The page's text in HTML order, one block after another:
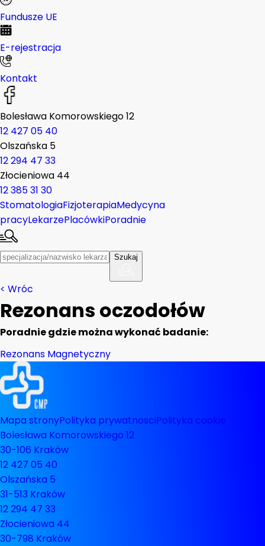
Fundusze UE
E-rejestracja
Kontakt
Bolesława Komorowskiego 12
12 427 05 40
Olszańska 5
12 294 47 33
Złocieniowa 44
12 385 31 30
StomatologiaFizjoterapiaMedycyna
pracyLekarzePlacówkiPoradnie
Szukaj
< Wróc
Rezonans oczodołów
Poradnie gdzie można wykonać badanie:
Rezonans Magnetyczny
Mapa stronyPolityka prywatnosciPolityka cookie
Bolesława Komorowskiego 12
30-106 Kraków
12 427 05 40
Olszańska 5
31-513 Kraków
12 294 47 33
Złocieniowa 44
30-798 Kraków